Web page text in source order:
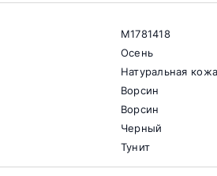
M1781418
Осень
Натуральная
Ворсин
Ворсин
Черный
Тунит